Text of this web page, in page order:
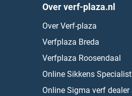
Over verf-plaza.nl
Over Verf-plaza
Verfplaza Breda
Verfplaza Roosendaal
Online Sikkens Specialist
Online Sigma verf dealer